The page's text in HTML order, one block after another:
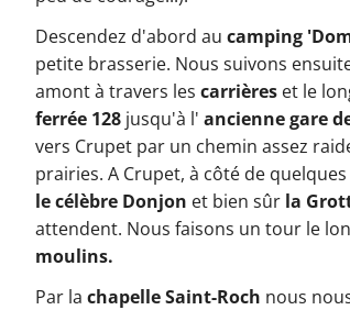
Descendez d'abord au camping
petite brasserie. Nous suivons
amont à travers les carrières et le
ferrée 128 jusqu'à l' ancienne gare
vers Crupet par un chemin assez
prairies. A Crupet, à côté de
le célèbre Donjon et bien sûr la
attendent. Nous faisons un tour le
moulins.
Par la chapelle Saint-Roch nous